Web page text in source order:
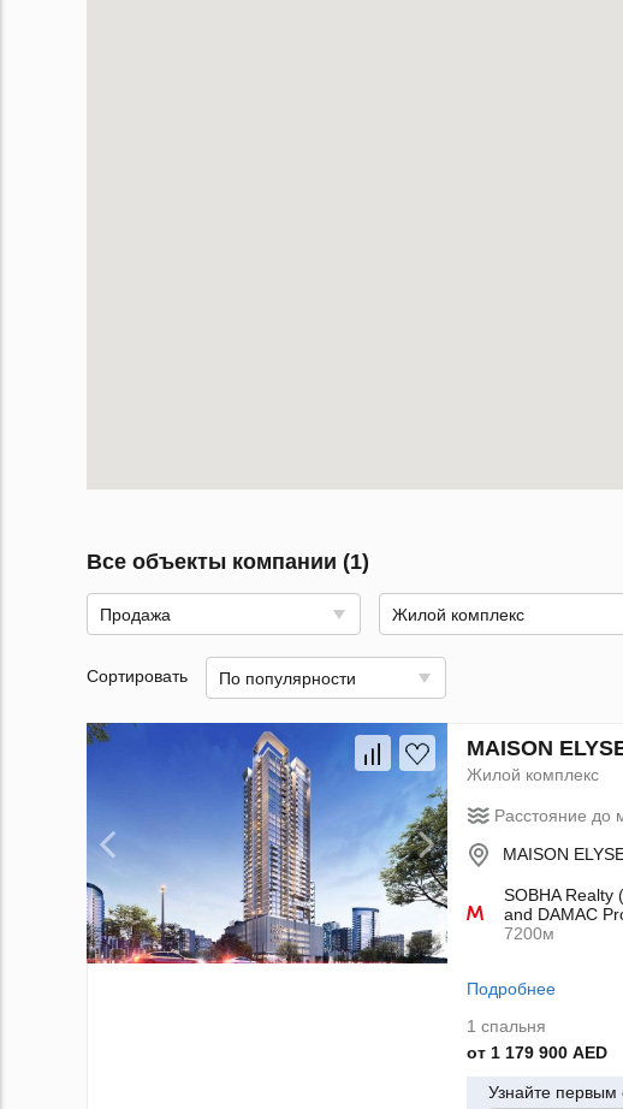
Все объекты компании (1)
Продажа Жилой комплекс
Сортировать По популярности
MAISON
Жилой комплекс
Расстояние до
MAISON
SOBHA Realty
and DAMAC
7200м
Подробнее
1 спальня
от 1 179 900 AED
Узнайте